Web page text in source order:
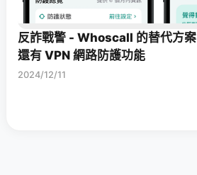
反詐戰警 - Whoscall 的替代方案
還有 VPN 網路防護功能
2024/12/11